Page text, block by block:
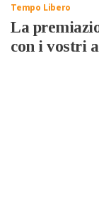
Tempo Libero
La
con i vostri